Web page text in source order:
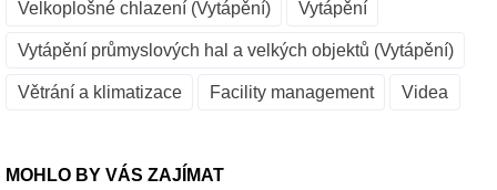
Velkoplošné chlazení (Vytápění) Vytápění
Vytápění průmyslových hal a velkých objektů (Vytápění)
Větrání a klimatizace Facility management Videa
MOHLO BY VÁS ZAJÍMAT